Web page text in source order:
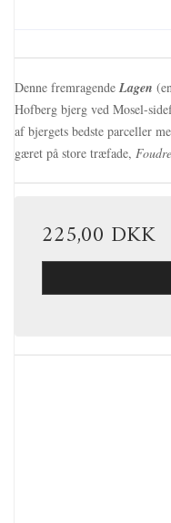
Denne fremragende Lagen
Hofberg bjerg ved Mosel-
af bjergets bedste parceller
gæret på store træfade,
225,00 DKK